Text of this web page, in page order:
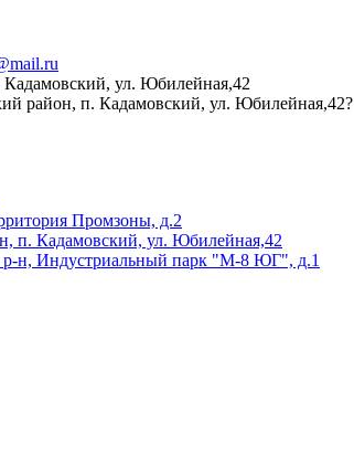
ул. Юбилейная,42
район, п. Кадамовский, ул. Юбилейная,42?
Промзоны, д.2
п. Кадамовский, ул. Юбилейная,42
р-н, Индустриальный парк "М-8 ЮГ", д.1